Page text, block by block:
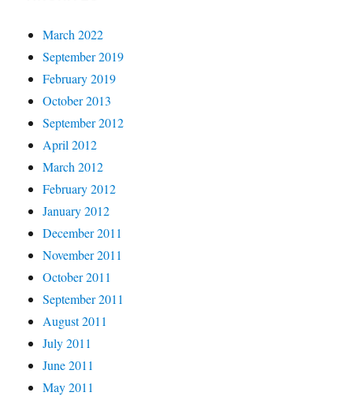
March 2022
September 2019
February 2019
October 2013
September 2012
April 2012
March 2012
February 2012
January 2012
December 2011
November 2011
October 2011
September 2011
August 2011
July 2011
June 2011
May 2011